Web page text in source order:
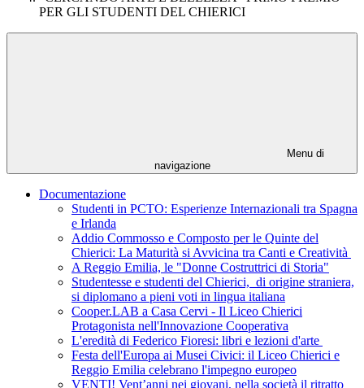
PER GLI STUDENTI DEL CHIERICI
Menu di
navigazione
Documentazione
Studenti in PCTO: Esperienze Internazionali tra Spagna
e Irlanda
Addio Commosso e Composto per le Quinte del
Chierici: La Maturità si Avvicina tra Canti e Creatività
A Reggio Emilia, le "Donne Costruttrici di Storia"
Studentesse e studenti del Chierici, di origine straniera,
si diplomano a pieni voti in lingua italiana
Cooper.LAB a Casa Cervi - Il Liceo Chierici
Protagonista nell'Innovazione Cooperativa
L'eredità di Federico Fioresi: libri e lezioni d'arte
Festa dell'Europa ai Musei Civici: il Liceo Chierici e
Reggio Emilia celebrano l'impegno europeo
VENTI! Vent’anni nei giovani, nella società il ritratto